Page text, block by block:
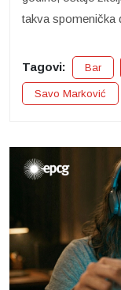
takva spomenička
Tagovi: Bar
Savo Marković